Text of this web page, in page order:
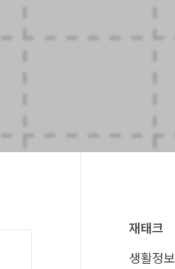
재태크
생활정보